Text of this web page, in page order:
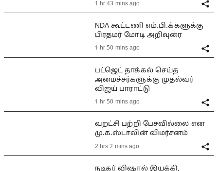
1 hr 43 mins ago
NDA கூட்டணி எம்.பி.க்களுக்கு
பிரதமர் மோடி அறிவுரை
1 hr 50 mins ago
பட்ஜெட் தாக்கல் செய்த
அமைச்சர்களுக்கு முதல்வர்
விஜய் பாராட்டு
1 hr 50 mins ago
வறட்சி பற்றி பேசவில்லை என
மு.க.ஸ்டாலின் விமர்சனம்
2 hrs 2 mins ago
நடிகர் விஷால் இயக்கி,